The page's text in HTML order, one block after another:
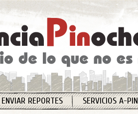
ENVIAR REPORTES SERVICIOS A-PIN